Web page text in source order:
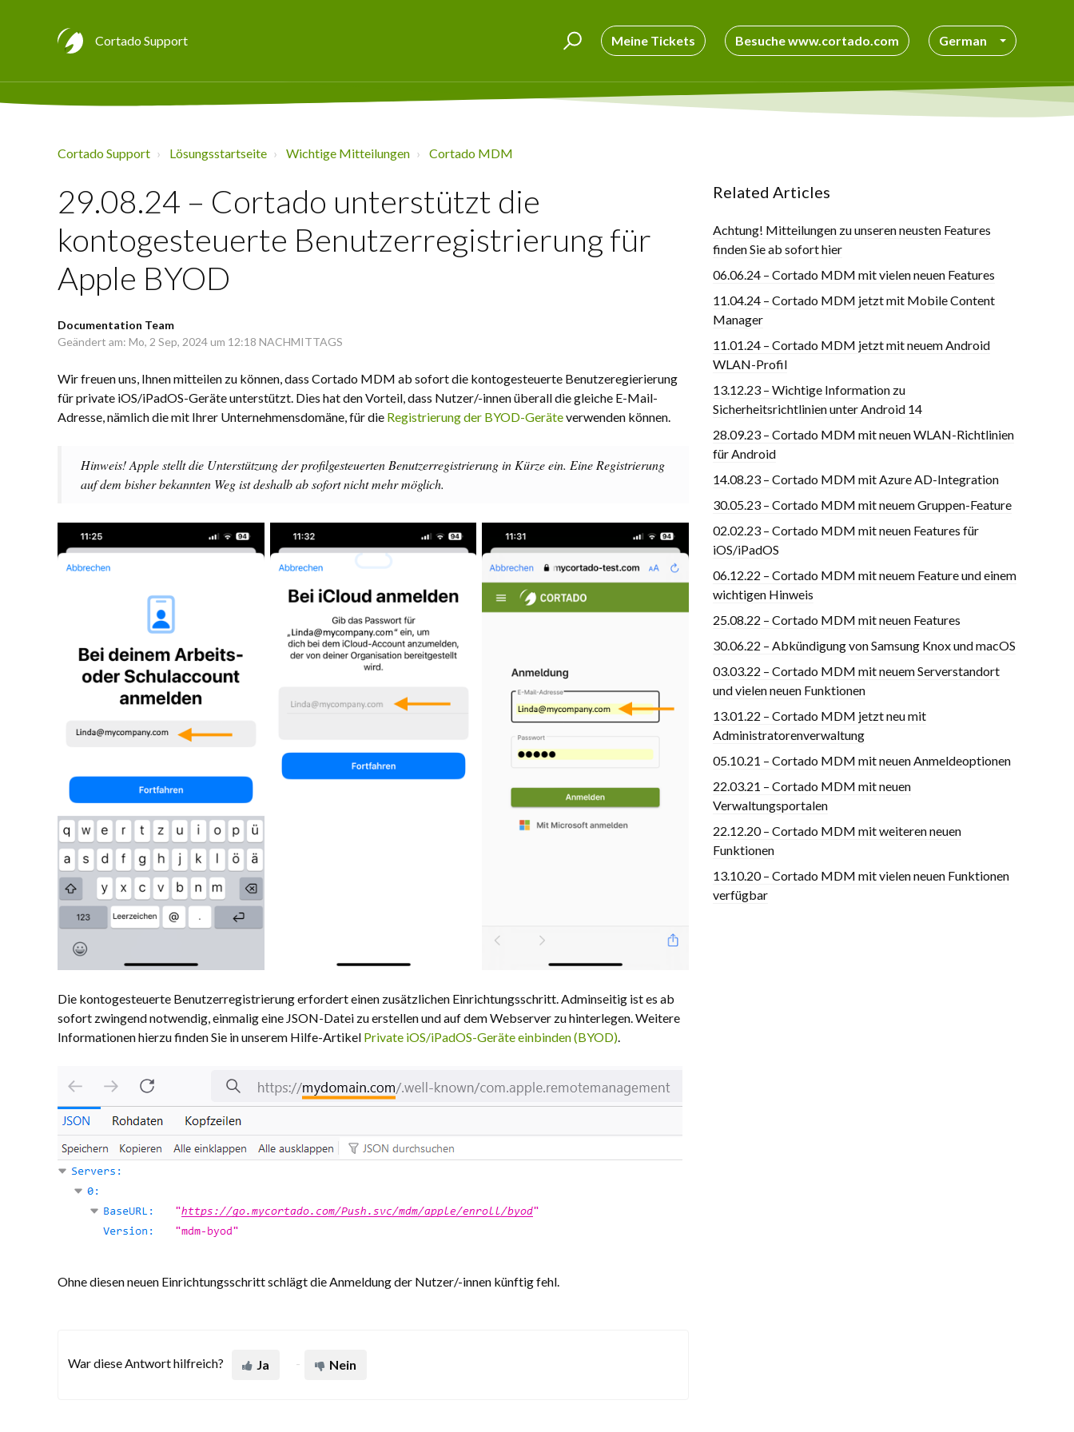
Cortado Support Meine Tickets Besuche www.cortado.com German
Cortado Support Lösungsstartseite Wichtige Mitteilungen Cortado MDM
29.08.24 – Cortado unterstützt die
kontogesteuerte Benutzerregistrierung für
Apple BYOD
Documentation Team
Geändert am: Mo, 2 Sep, 2024 um 12:18 NACHMITTAGS
Wir freuen uns, Ihnen mitteilen zu können, dass Cortado MDM ab sofort die kontogesteuerte Benutzeregierierung
für private iOS/iPadOS-Geräte unterstützt. Dies hat den Vorteil, dass Nutzer/-innen überall die gleiche E-Mail-
Adresse, nämlich die mit Ihrer Unternehmensdomäne, für die Registrierung der BYOD-Geräteverwenden können.
Hinweis! Apple stellt die Unterstützung der profilgesteuerten Benutzerregistrierung in Kürze ein. Eine Registrierung
auf dem bisher bekannten Weg ist deshalb ab sofort nicht mehr möglich.
Die kontogesteuerte Benutzerregistrierung erfordert einen zusätzlichen Einrichtungsschritt. Adminseitig ist es ab
sofort zwingend notwendig, einmalig eine JSON-Datei zu erstellen und auf dem Webserver zu hinterlegen. Weitere
Informationen hierzu finden Sie in unserem Hilfe-Artikel Private iOS/iPadOS-Geräte einbinden (BYOD).
Ohne diesen neuen Einrichtungsschritt schlägt die Anmeldung der Nutzer/-innen künftig fehl.
War diese Antwort hilfreich? Ja Nein
Related Articles
Achtung! Mitteilungen zu unseren neusten Features
finden Sie ab sofort hier
06.06.24 – Cortado MDM mit vielen neuen Features
11.04.24 – Cortado MDM jetzt mit Mobile Content
Manager
11.01.24 – Cortado MDM jetzt mit neuem Android
WLAN-Profil
13.12.23 – Wichtige Information zu
Sicherheitsrichtlinien unter Android 14
28.09.23 – Cortado MDM mit neuen WLAN-Richtlinien
für Android
14.08.23 – Cortado MDM mit Azure AD-Integration
30.05.23 – Cortado MDM mit neuem Gruppen-Feature
02.02.23 – Cortado MDM mit neuen Features für
iOS/iPadOS
06.12.22 – Cortado MDM mit neuem Feature und einem
wichtigen Hinweis
25.08.22 – Cortado MDM mit neuen Features
30.06.22 – Abkündigung von Samsung Knox und macOS
03.03.22 – Cortado MDM mit neuem Serverstandort
und vielen neuen Funktionen
13.01.22 – Cortado MDM jetzt neu mit
Administratorenverwaltung
05.10.21 – Cortado MDM mit neuen Anmeldeoptionen
22.03.21 – Cortado MDM mit neuen
Verwaltungsportalen
22.12.20 – Cortado MDM mit weiteren neuen
Funktionen
13.10.20 – Cortado MDM mit vielen neuen Funktionen
verfügbar